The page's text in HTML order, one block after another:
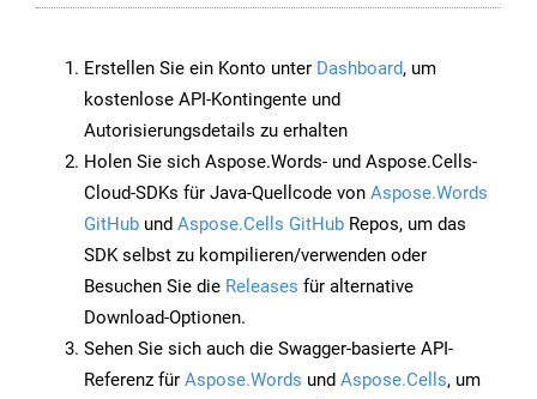
Erstellen Sie ein Konto unter Dashboard, um
kostenlose API-Kontingente und
Autorisierungsdetails zu erhalten
Holen Sie sich Aspose.Words- und Aspose.Cells-
Cloud-SDKs für Java-Quellcode von Aspose.Words
GitHub und Aspose.Cells GitHub Repos, um das
SDK selbst zu kompilieren/verwenden oder
Besuchen Sie die Releases für alternative
Download-Optionen.
Sehen Sie sich auch die Swagger-basierte API-
Referenz für Aspose.Words und Aspose.Cells, um